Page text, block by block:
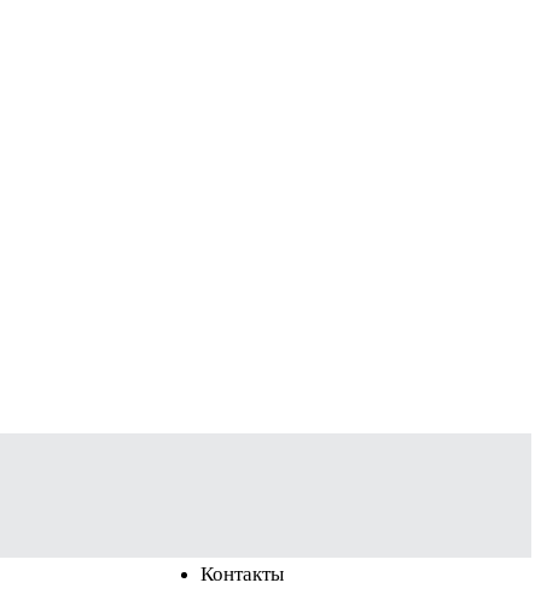
Контакты